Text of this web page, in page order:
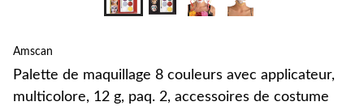
Amscan
Palette de maquillage 8 couleurs avec applicateur,
multicolore, 12 g, paq. 2, accessoires de costume